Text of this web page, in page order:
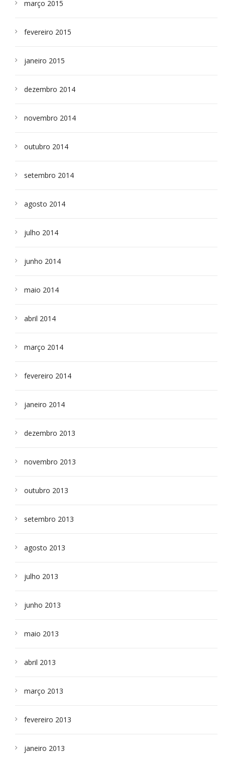
março 2015
fevereiro 2015
janeiro 2015
dezembro 2014
novembro 2014
outubro 2014
setembro 2014
agosto 2014
julho 2014
junho 2014
maio 2014
abril 2014
março 2014
fevereiro 2014
janeiro 2014
dezembro 2013
novembro 2013
outubro 2013
setembro 2013
agosto 2013
julho 2013
junho 2013
maio 2013
abril 2013
março 2013
fevereiro 2013
janeiro 2013